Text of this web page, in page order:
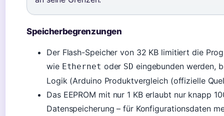
Speicherbegrenzungen
Der Flash-Speicher von 32 KB limitiert die
wie Ethernet oder SD eingebunden werden,
Logik (Arduino Produktvergleich (offizielle
Das EEPROM mit nur 1 KB erlaubt nur knapp
Datenspeicherung – für Konfigurationsdaten